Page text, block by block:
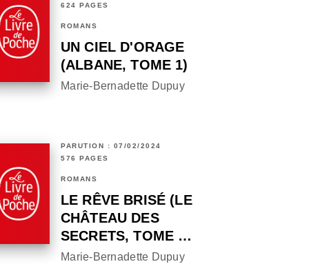
624 PAGES
ROMANS
UN CIEL D'ORAGE
(ALBANE, TOME 1)
Marie-Bernadette Dupuy
PARUTION : 07/02/2024
576 PAGES
ROMANS
LE RÊVE BRISÉ (LE
CHÂTEAU DES
SECRETS, TOME …
Marie-Bernadette Dupuy